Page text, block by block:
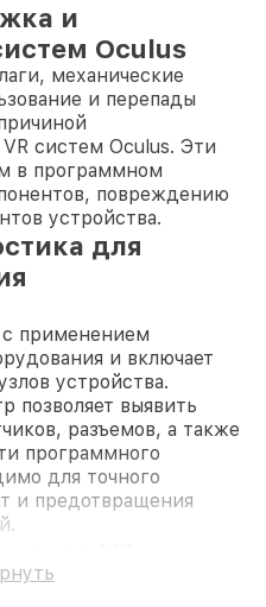
и
Oculus
механические
и перепады
систем Oculus. Эти
в программном
повреждению
устройства.
для
с применением
и включает
устройства.
позволяет выявить
разъемов, а также
программного
для точного
и предотвращения